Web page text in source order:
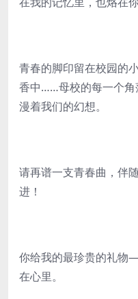
青春的脚印留在校园的
香中……母校的每一个角
漫着我们的幻想。
请再谱一支青春曲，伴
进！
你给我的最珍贵的礼物
在心里。